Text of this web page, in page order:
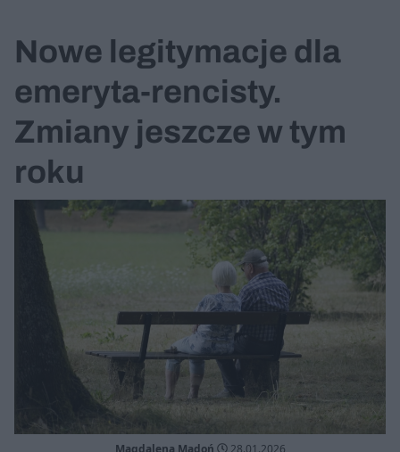
Nowe legitymacje dla
emeryta-rencisty.
Zmiany jeszcze w tym
roku
Magdalena Madoń 28.01.2026